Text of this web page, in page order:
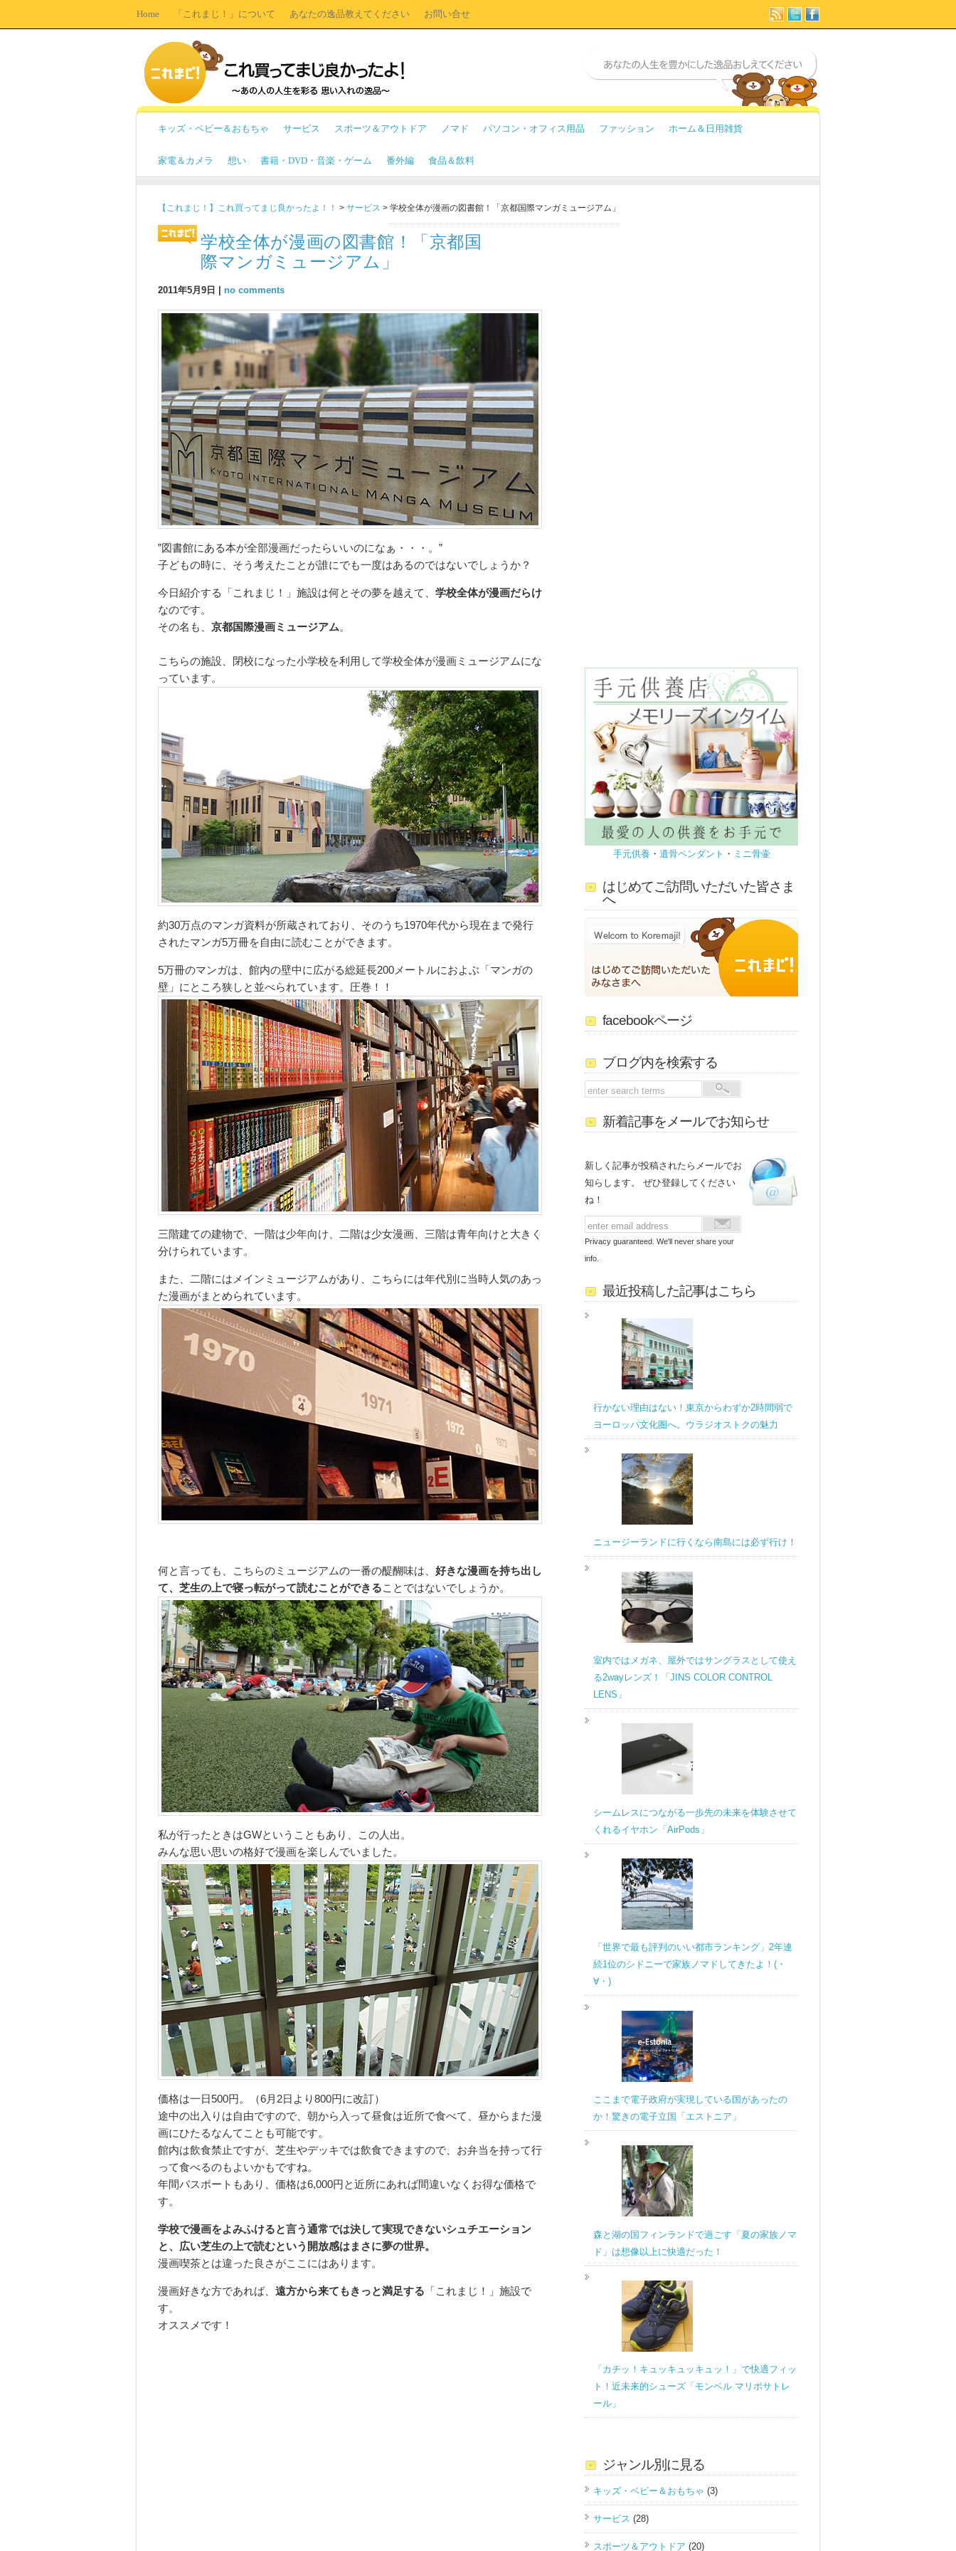
Home 「これまじ！」について あなたの逸品教えてください お問い合せ
キッズ・ベビー＆おもちゃ サービス スポーツ＆アウトドア ノマド パソコン・オフィス用品 ファッション ホーム＆日用雑貨
家電＆カメラ 想い 書籍・DVD・音楽・ゲーム 番外編 食品＆飲料
【これまじ！】これ買ってまじ良かったよ！！ > サービス > 学校全体が漫画の図書館！「京都国際マンガミュージアム」
学校全体が漫画の図書館！「京都国
際マンガミュージアム」
2011年5月9日 | no comments
”図書館にある本が全部漫画だったらいいのになぁ・・・。”
子どもの時に、そう考えたことが誰にでも一度はあるのではないでしょうか？
今日紹介する「これまじ！」施設は何とその夢を越えて、 学校全体が漫画だらけ
なのです。
その名も、 京都国際漫画ミュージアム。
こちらの施設、閉校になった小学校を利用して学校全体が漫画ミュージアムにな
っています。
約30万点のマンガ資料が所蔵されており、そのうち1970年代から現在まで発行
されたマンガ5万冊を自由に読むことができます。
5万冊のマンガは、館内の壁中に広がる総延長200メートルにおよぶ「マンガの
壁」にところ狭しと並べられています。圧巻！！
三階建ての建物で、一階は少年向け、二階は少女漫画、三階は青年向けと大きく
分けられています。
また、二階にはメインミュージアムがあり、こちらには年代別に当時人気のあっ
た漫画がまとめられています。
何と言っても、こちらのミュージアムの一番の醍醐味は、 好きな漫画を持ち出し
て、芝生の上で寝っ転がって読むことができることではないでしょうか。
私が行ったときはGWということもあり、この人出。
みんな思い思いの格好で漫画を楽しんでいました。
価格は一日500円。（6月2日より800円に改訂）
途中の出入りは自由ですので、朝から入って昼食は近所で食べて、昼からまた漫
画にひたるなんてことも可能です。
館内は飲食禁止ですが、芝生やデッキでは飲食できますので、お弁当を持って行
って食べるのもよいかもですね。
年間パスポートもあり、価格は6,000円と近所にあれば間違いなくお得な価格で
す。
学校で漫画をよみふけると言う通常では決して実現できないシュチエーション
と、広い芝生の上で読むという開放感はまさに夢の世界。
漫画喫茶とは違った良さがここにはあります。
漫画好きな方であれば、 遠方から来てもきっと満足する 「これまじ！」施設で
す。
オススメです！
手元供養 ・ 遺骨ペンダント ・ ミニ骨壷
はじめてご訪問いただいた皆さま
へ
facebookページ
ブログ内を検索する
新着記事をメールでお知らせ
新しく記事が投稿されたらメールでお
知らします。 ぜひ登録してください
ね！
Privacy guaranteed. We'll never share your
info.
最近投稿した記事はこちら
行かない理由はない！東京からわずか2時間弱で
ヨーロッパ文化圏へ。ウラジオストクの魅力
ニュージーランドに行くなら南島には必ず行け！
室内ではメガネ、屋外ではサングラスとして使え
る2wayレンズ！「JINS COLOR CONTROL
LENS」
シームレスにつながる一歩先の未来を体験させて
くれるイヤホン「AirPods」
「世界で最も評判のいい都市ランキング」2年連
続1位のシドニーで家族ノマドしてきたよ！(・
∀・)
ここまで電子政府が実現している国があったの
か！驚きの電子立国「エストニア」
森と湖の国フィンランドで過ごす「夏の家族ノマ
ド」は想像以上に快適だった！
「カチッ！キュッキュッキュッ！」で快適フィッ
ト！近未来的シューズ「モンベル マリポサトレ
ール」
ジャンル別に見る
キッズ・ベビー＆おもちゃ (3)
サービス (28)
スポーツ＆アウトドア (20)